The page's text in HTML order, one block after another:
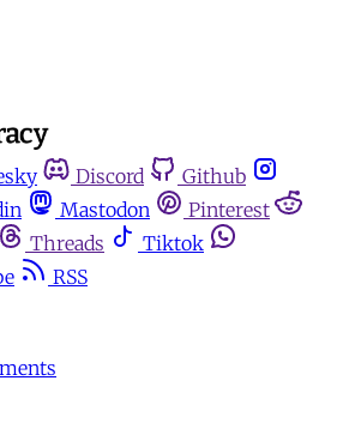
Discord
Github
Mastodon
Pinterest
Threads
Tiktok
RSS